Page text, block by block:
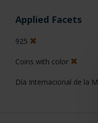
Applied Facets
925
Coins with color
Día Internacional de la